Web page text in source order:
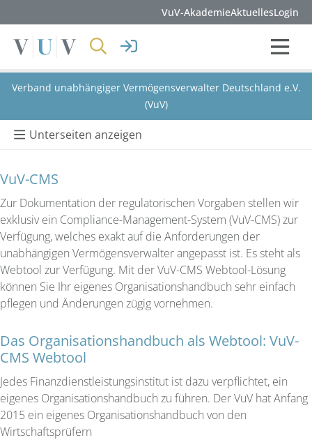
VuV-AkademieAktuellesLogin
Verband unabhängiger Vermögensverwalter Deutschland e.V.
(VuV)
Unterseiten anzeigen
VuV-CMS
Zur Dokumentation der regulatorischen Vorgaben stellen wir
exklusiv ein Compliance-Management-System (VuV-CMS) zur
Verfügung, welches exakt auf die Anforderungen der
unabhängigen Vermögensverwalter angepasst ist. Es steht als
Webtool zur Verfügung. Mit der VuV-CMS Webtool-Lösung
können Sie Ihr eigenes Organisationshandbuch sehr einfach
pflegen und Änderungen zügig vornehmen.
Das Organisationshandbuch als Webtool: VuV-
CMS Webtool
Jedes Finanzdienstleistungsinstitut ist dazu verpflichtet, ein
eigenes Organisationshandbuch zu führen. Der VuV hat Anfang
2015 ein eigenes Organisationshandbuch von den
Wirtschaftsprüfern